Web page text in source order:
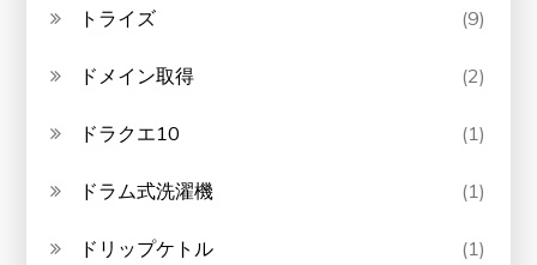
トライズ (9)
ドメイン取得 (2)
ドラクエ10 (1)
ドラム式洗濯機 (1)
ドリップケトル (1)